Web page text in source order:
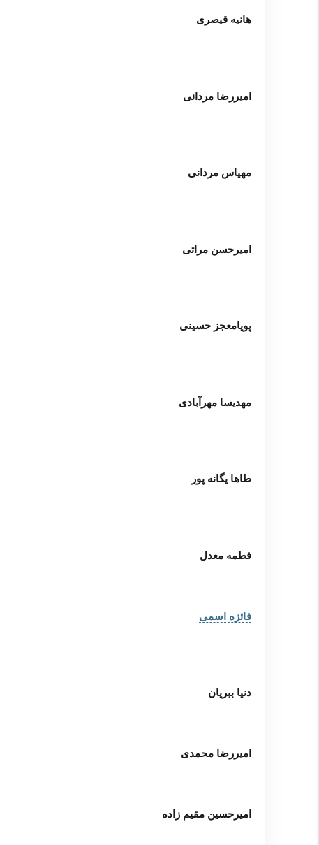
هانیه قیصری
امیررضا مردانی
مهیاس مردانی
امیرحسن مراتی
پویامعجز حسینی
مهدیسا مهرآبادی
طاها یگانه پور
فطمه معدل
فائزه اسمی
دنیا ببریان
امیررضا محمدی
امیرحسین مقیم زاده